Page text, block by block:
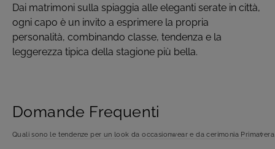
Dai matrimoni sulla spiaggia alle eleganti serate in città,
ogni capo è un invito a esprimere la propria
personalità, combinando classe, tendenza e la
leggerezza tipica della stagione più bella.
Domande Frequenti
Quali sono le tendenze per un look da occasionwear e da cerimonia